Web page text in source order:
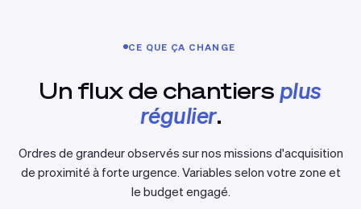
CE QUE ÇA CHANGE
Un flux de chantiers plus
régulier.
Ordres de grandeur observés sur nos missions d'acquisition
de proximité à forte urgence. Variables selon votre zone et
le budget engagé.